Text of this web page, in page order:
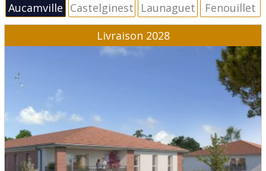
Aucamville Castelginest Launaguet
Fenouillet
Livraison 2028